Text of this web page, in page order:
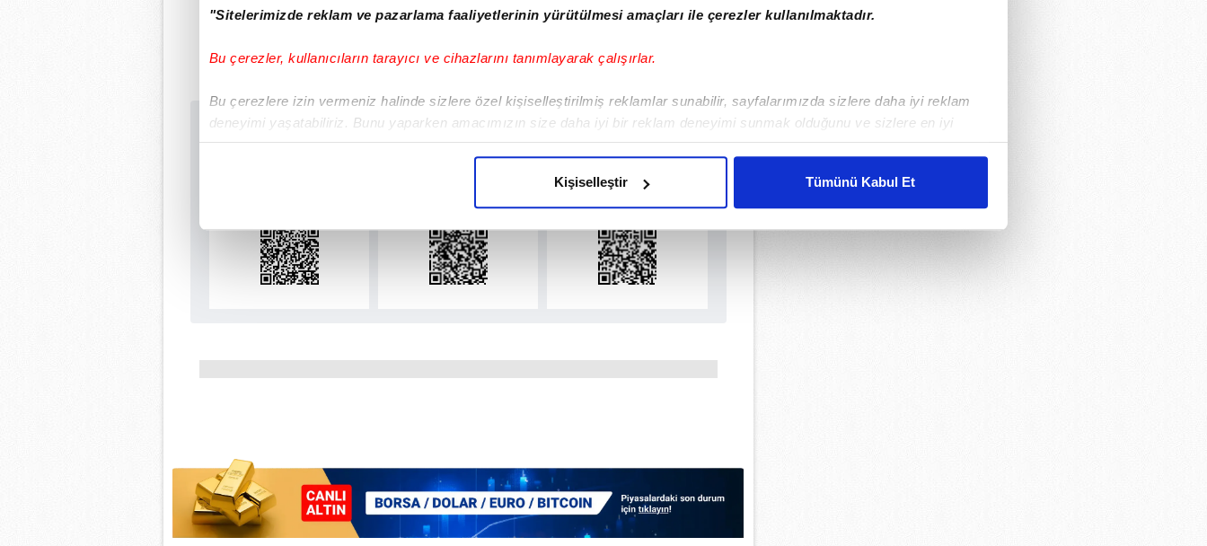
"Sitelerimizde reklam ve pazarlama faaliyetlerinin yürütülmesi amaçları ile çerezler kullanılmaktadır.
Bu çerezler, kullanıcıların tarayıcı ve cihazlarını tanımlayarak çalışırlar.
Bu çerezlere izin vermeniz halinde sizlere özel kişiselleştirilmiş reklamlar sunabilir, sayfalarımızda sizlere daha iyi reklam
deneyimi yaşatabiliriz. Bunu yaparken amacımızın size daha iyi bir reklam deneyimi sunmak olduğunu ve sizlere en iyi
içerikleri sunabilmek adına elimizden gelen çabayı gösterdiğimizi ve bu noktada, reklamların maliyetlerimizi karşılamak
Her halükârda, kullanıcılar, bu çerezlere izin vermedikleri takdirde, kullanıcılara hedefli reklamlar gösterilmeyecektir."
Sizlere daha iyi bir hizmet sunabilmek için İnternet Sitemizde kendimize ve üçüncü kişilere ait çerezler kullanılmaktadır. Bu
çerezler vasıtasıyla çeşitli kişisel verileriniz işlenmekte olup gerekli olan çerezler bilgi toplumu hizmetlerinin sunulması
Çerezlere ilişkin tercihlerinizi aşağıda yer alan panel vasıtasıyla belirleyebilirsiniz. Çerezlere ilişkin detaylı bilgi için Ayarlar
butonuna tıklayabilir,Çerez Bilgilendirme Metnimiziziyaret edebilirsiniz.
Kişiselleştir Tümünü Kabul Et
Uygulamalara Özel Ayrıcalıkları Keşfedin!